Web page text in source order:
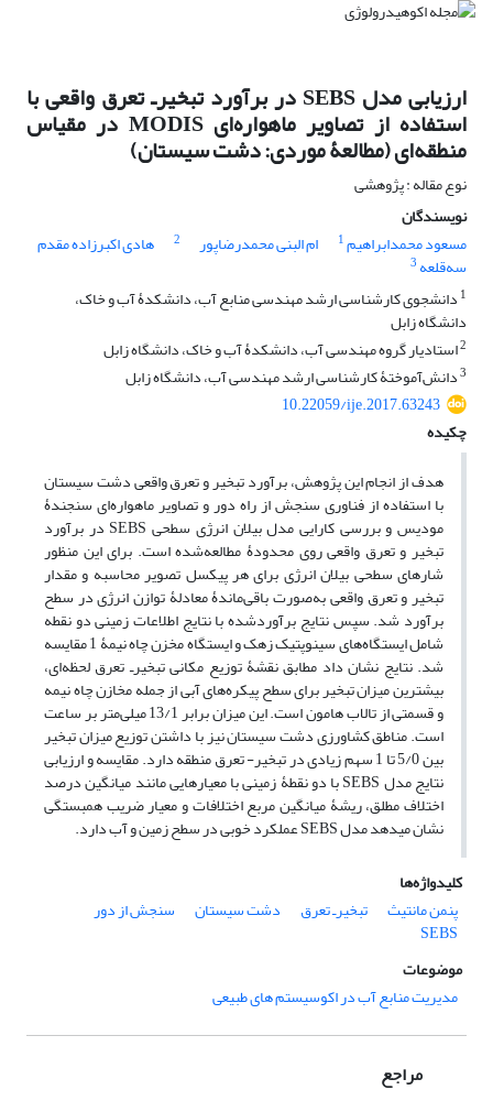
ارزیابی مدل SEBS در برآورد تبخیر‌ـ تعرق واقعی با
استفاده از تصاویر ماهواره‌ای MODIS در مقیاس
منطقه‌ای (مطالعۀ موردی: دشت سیستان)
نوع مقاله : پژوهشی
نویسندگان
مسعود محمدابراهیم1 ام البنی محمدرضاپور 2 هادی اکبرزاده مقدم
سه‌قلعه 3
1 دانشجوی کارشناسی ارشد مهندسی منابع آب، دانشکدۀ آب و خاک،
دانشگاه زابل
2استادیار گروه مهندسی آب، دانشکدۀ آب و خاک، دانشگاه زابل
3دانش‌آموختۀ کارشناسی ارشد مهندسی آب، دانشگاه زابل
10.22059/ije.2017.63243
چکیده
‌هدف از انجام این پژوهش، برآورد تبخیر و تعرق واقعی دشت سیستان
با استفاده از فناوری سنجش از راه دور و تصاویر ماهواره‌ای سنجندۀ
مودیس و بررسی کارایی مدل بیلان انرژی سطحی SEBS در برآورد
تبخیر و تعرق واقعی روی محدودۀ ‌مطالعه‌شده است. برای این منظور
شارهای سطحی بیلان انرژی برای هر پیکسل تصویر محاسبه و مقدار
تبخیر و تعرق واقعی به‌صورت باقی‌ماندۀ معادلۀ توازن انرژی در سطح
برآورد شد. سپس نتایج برآورد‌شده با نتایج اطلاعات زمینی دو نقطه
شامل ایستگاه‌های سینوپتیک زهک و ایستگاه مخزن چاه نیمۀ 1 مقایسه
شد. نتایج نشان داد مطابق نقشۀ توزیع مکانی تبخیر‌ـ تعرق لحظه‌ای،
بیشترین میزان تبخیر برای سطح پیکره‌های آبی از جمله مخازن چاه نیمه
و قسمتی از تالاب هامون است. این میزان برابر 13/1 میلی‌متر بر ساعت
است. مناطق کشاورزی دشت سیستان نیز با داشتن توزیع میزان تبخیر
بین 5/0 تا 1 سهم زیادی در تبخیر- تعرق منطقه دارد. مقایسه و ارزیابی
نتایج مدل SEBS با دو نقطۀ زمینی با معیارهایی مانند میانگین درصد
اختلاف مطلق، ریشۀ میانگین مربع اختلافات و معیار ضریب همبستگی
نشان می‏دهد مدل SEBS ‌عملکرد خوبی در سطح زمین و آب دارد.
کلیدواژه‌ها
پنمن مانتیث
تبخیر‌ـ ‏تعرق دشت سیستان سنجش از دور
SEBS
موضوعات
مدیریت منابع آب در اکوسیستم های طبیعی
مراجع